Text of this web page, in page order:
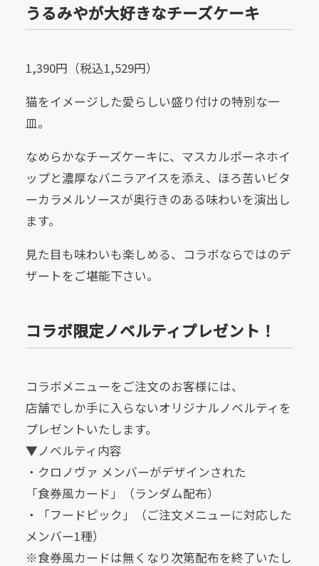
うるみやが大好きなチーズケーキ
1,390円（税込1,529円）
猫をイメージした愛らしい盛り付けの特別な一
皿。
なめらかなチーズケーキに、マスカルポーネホイ
ップと濃厚なバニラアイスを添え、ほろ苦いビタ
ーカラメルソースが奥行きのある味わいを演出し
ます。
見た目も味わいも楽しめる、コラボならではのデ
ザートをご堪能下さい。
コラボ限定ノベルティプレゼント！
コラボメニューをご注文のお客様には、
店舗でしか手に入らないオリジナルノベルティを
プレゼントいたします。
▼ノベルティ内容
・クロノヴァ メンバーがデザインされた
「食券風カード」（ランダム配布）
・「フードピック」（ご注文メニューに対応した
メンバー1種）
※食券風カードは無くなり次第配布を終了いたし